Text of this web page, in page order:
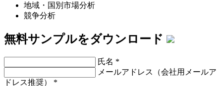
地域・国別市場分析
競争分析
無料サンプルをダウンロード
氏名 *
メールアドレス（会社用メールア
ドレス推奨） *